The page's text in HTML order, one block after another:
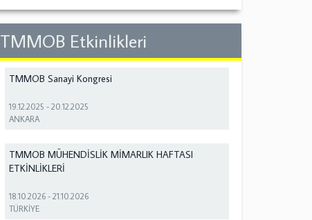
TMMOB Etkinlikleri
TMMOB Sanayi Kongresi
19.12.2025 -20.12.2025
ANKARA
TMMOB MÜHENDİSLİK MİMARLIK HAFTASI
ETKİNLİKLERİ
18.10.2026 -21.10.2026
TÜRKİYE